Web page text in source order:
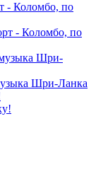
- Коломбо, по
- Коломбо, по
Шри-
Шри-Ланка